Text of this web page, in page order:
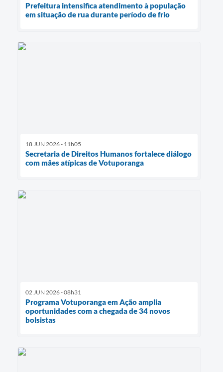
Prefeitura intensifica atendimento à população
em situação de rua durante período de frio
18 JUN 2026 - 11h05
Secretaria de Direitos Humanos fortalece diálogo
com mães atípicas de Votuporanga
02 JUN 2026 - 08h31
Programa Votuporanga em Ação amplia
oportunidades com a chegada de 34 novos
bolsistas